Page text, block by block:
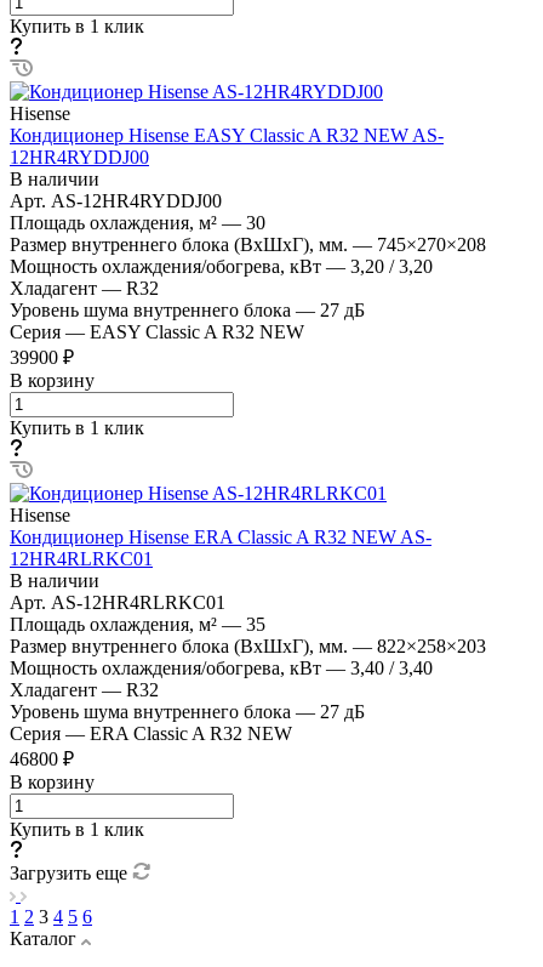
Купить в 1 клик
Hisense
Кондиционер Hisense EASY Classic A R32 NEW AS-
12HR4RYDDJ00
В наличии
Арт. AS-12HR4RYDDJ00
Площадь охлаждения, м² — 30
Размер внутреннего блока (ВхШхГ), мм. — 745×270×208
Мощность охлаждения/обогрева, кВт — 3,20 / 3,20
Хладагент — R32
Уровень шума внутреннего блока — 27 дБ
Серия — EASY Classic A R32 NEW
39900 ₽
В корзину
Купить в 1 клик
Hisense
Кондиционер Hisense ERA Classic A R32 NEW AS-
12HR4RLRKC01
В наличии
Арт. AS-12HR4RLRKC01
Площадь охлаждения, м² — 35
Размер внутреннего блока (ВхШхГ), мм. — 822×258×203
Мощность охлаждения/обогрева, кВт — 3,40 / 3,40
Хладагент — R32
Уровень шума внутреннего блока — 27 дБ
Серия — ERA Classic A R32 NEW
46800 ₽
В корзину
Купить в 1 клик
Загрузить еще
1 2 3 4 5 6
Каталог